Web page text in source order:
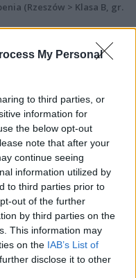
My Personal
to third parties, or
information for
the below opt-out
note that after your
continue seeing
information utilized by
to third parties prior to
out of the further
by third parties on the
This information may
on the IAB’s List of
disclose it to other
(Rzeszów > Klasa B, gr.
(19. kolejki - Rzeszów > Klasa
informacje o przebiegu
dla kibiców i pasjonatów
tutaj danych z pewnością
Start Lubenia
publikujemyoficjalny wynik
dostępne.
jest tutaj:Rzeszów > Klasa B,
składy wyjściowe,